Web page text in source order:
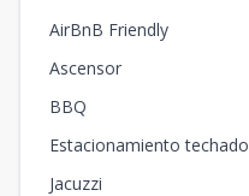
AirBnB Friendly
Ascensor
BBQ
Estacionamiento techado
Jacuzzi